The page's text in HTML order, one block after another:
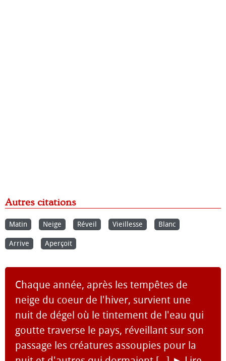
Autres citations
Matin Neige Réveil Vieillesse Blanc
Arrive Aperçoit
Chaque année, après les tempêtes de
neige du coeur de l'hiver, survient une
nuit de dégel où le tintement de l'eau qui
goutte traverse le pays, réveillant sur son
passage les créatures assoupies pour la